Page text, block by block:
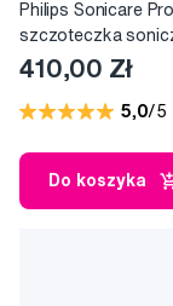
Philips Sonicare
szczoteczka
410,00 Zł
5,0/5
Do koszyka